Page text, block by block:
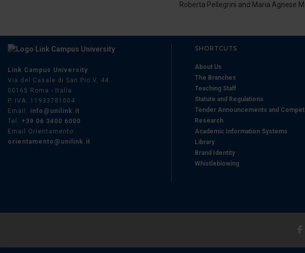
Roberta Pellegrini and Maria Agnese
Link Campus University
Via del Casale di San Pio V, 44
00165 Roma - Italia
P. IVA: 11933781004
Email: info@unilink.it
Tel: +39 06 3400 6000
Email Orientamento:
orientamento@unilink.it
SHORTCUTS
About Us
The Branches
Teaching Staff
Statute and Regulations
Tender Announcements and
Research
Academic Information Systems
Library
Brand Identity
Whistleblowing